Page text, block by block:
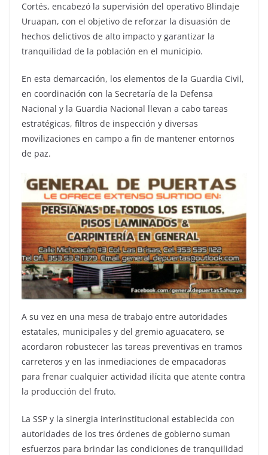
Cortés, encabezó la supervisión del operativo Blindaje
Uruapan, con el objetivo de reforzar la disuasión de
hechos delictivos de alto impacto y garantizar la
tranquilidad de la población en el municipio.
En esta demarcación, los elementos de la Guardia Civil,
en coordinación con la Secretaría de la Defensa
Nacional y la Guardia Nacional llevan a cabo tareas
estratégicas, filtros de inspección y diversas
movilizaciones en campo a fin de mantener entornos
de paz.
A su vez en una mesa de trabajo entre autoridades
estatales, municipales y del gremio aguacatero, se
acordaron robustecer las tareas preventivas en tramos
carreteros y en las inmediaciones de empacadoras
para frenar cualquier actividad ilícita que atente contra
la producción del fruto.
La SSP y la sinergia interinstitucional establecida con
autoridades de los tres órdenes de gobierno suman
esfuerzos para brindar las condiciones de tranquilidad